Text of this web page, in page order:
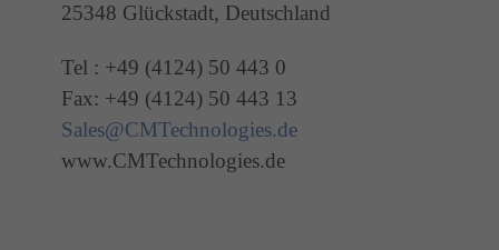
25348 Glückstadt, Deutschland
Tel : +49 (4124) 50 443 0
Fax: +49 (4124) 50 443 13
Sales@CMTechnologies.de
www.CMTechnologies.de